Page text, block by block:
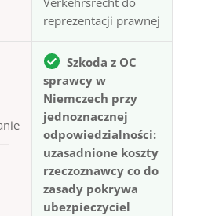
reprezentacji prawnej
Szkoda z OC
sprawcy w
Niemczech przy
jednoznacznej
odpowiedzialności:
uzasadnione koszty
rzeczoznawcy co do
zasady pokrywa
ubezpieczyciel